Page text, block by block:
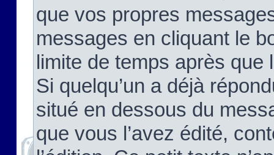
que vos propres
messages en cliquant le
limite de temps après que
Si quelqu’un a déjà
situé en dessous du
que vous l’avez édité,